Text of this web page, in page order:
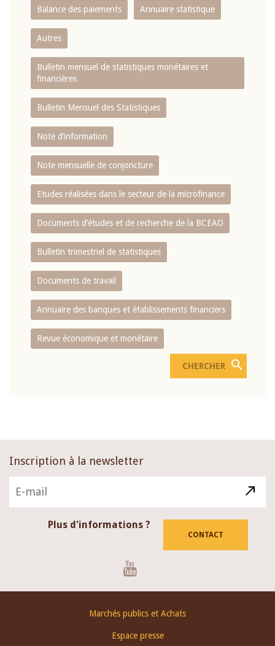
Balance des paiements Annuaire statistique
Autres
Bulletin mensuel de statistiques monétaires et
financières
Bulletin Mensuel des Statistiques
Note d’information
Note mensuelle de conjoncture
Etudes réalisées dans le secteur de la microfinance
Documents d’études et de recherche de la BCEAO
Bulletin trimestriel de statistiques
Documents de travail
Annuaire des banques et établissements financiers
Revue économique et monétaire
Inscription à la newsletter
Plus d'informations ?
CONTACT
Marchés publics et Achats
Espace presse